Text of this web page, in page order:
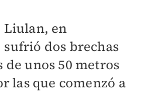
Liulan, en
dos brechas
unos 50 metros
las que comenzó a